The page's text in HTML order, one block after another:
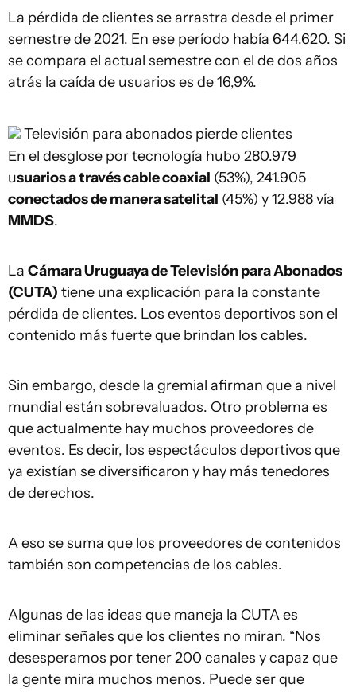
La pérdida de clientes se arrastra desde el primer
semestre de 2021. En ese período había 644.620. Si
se compara el actual semestre con el de dos años
atrás la caída de usuarios es de 16,9%.
Televisión para abonados pierde clientes
En el desglose por tecnología hubo 280.979
usuarios a través cable coaxial (53%), 241.905
conectados de manera satelital (45%) y 12.988 vía
MMDS.
La Cámara Uruguaya de Televisión para Abonados
(CUTA) tiene una explicación para la constante
pérdida de clientes. Los eventos deportivos son el
contenido más fuerte que brindan los cables.
Sin embargo, desde la gremial afirman que a nivel
mundial están sobrevaluados. Otro problema es
que actualmente hay muchos proveedores de
eventos. Es decir, los espectáculos deportivos que
ya existían se diversificaron y hay más tenedores
de derechos.
A eso se suma que los proveedores de contenidos
también son competencias de los cables.
Algunas de las ideas que maneja la CUTA es
eliminar señales que los clientes no miran. “Nos
desesperamos por tener 200 canales y capaz que
la gente mira muchos menos. Puede ser que